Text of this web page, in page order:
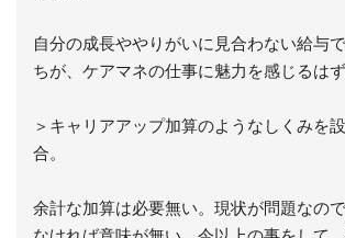
自分の成長ややりがいに見合わない給与
ちが、ケアマネの仕事に魅力を感じるはず
＞キャリアアップ加算のようなしくみを
合。
余計な加算は必要無い。現状が問題なの